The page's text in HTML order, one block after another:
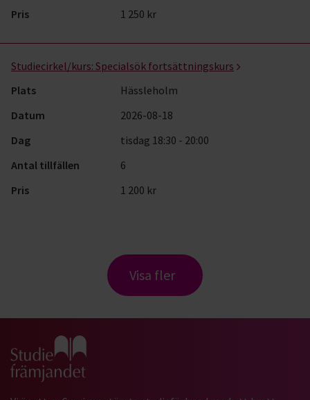
Pris
1 250 kr
Studiecirkel/kurs: Specialsök fortsättningskurs
Plats
Hässleholm
Datum
2026-08-18
Dag
tisdag 18:30 - 20:00
Antal tillfällen
6
Pris
1 200 kr
Visa fler
Gå till studiefrämjandets startsida